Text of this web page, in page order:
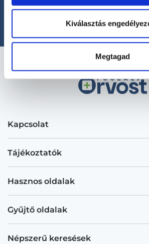
Kiválasztás
Megtagad
Kapcsolat
Tájékoztatók
Hasznos oldalak
Gyűjtő oldalak
Népszerű keresések